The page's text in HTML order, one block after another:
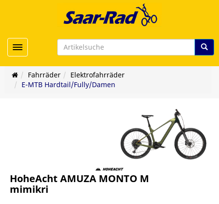
Toggle navigation
Fahrräder
Elektrofahrräder
E-MTB Hardtail/Fully/Damen
HoheAcht AMUZA MONTO M
mimikri